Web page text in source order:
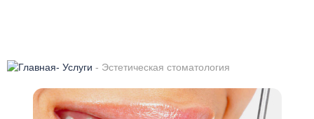
- Услуги - Эстетическая стоматология